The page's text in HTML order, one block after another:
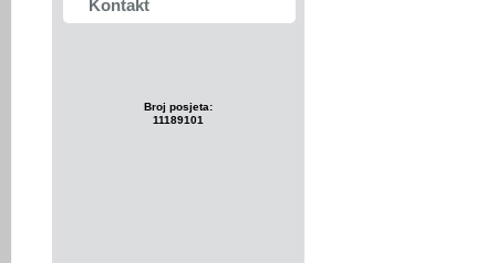
Kontakt
Broj posjeta:
11189101